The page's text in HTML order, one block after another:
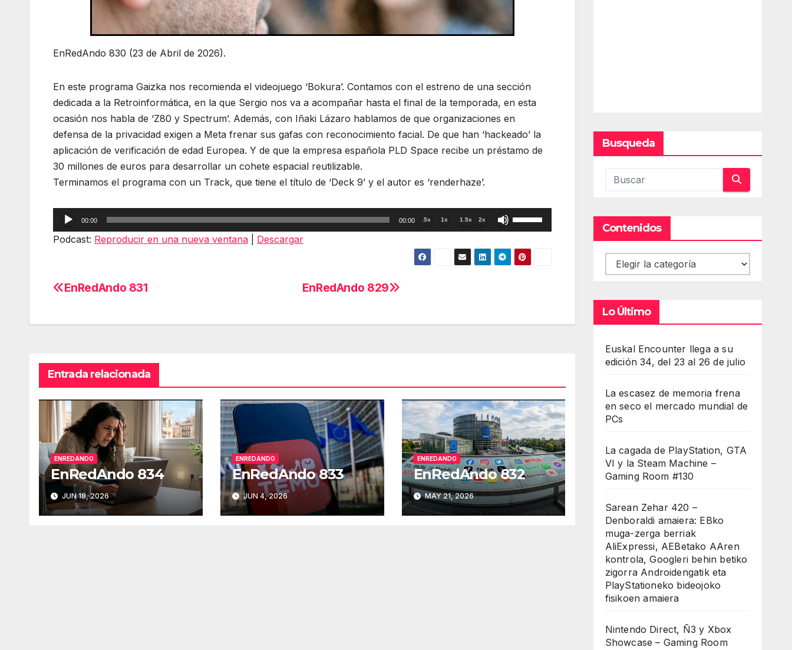
EnRedAndo 830 (23 de Abril de 2026).
En este programa Gaizka nos recomienda el videojuego ‘Bokura’. Contamos con el estreno de una sección
dedicada a la Retroinformática, en la que Sergio nos va a acompañar hasta el final de la temporada, en esta
ocasión nos habla de ‘Z80 y Spectrum’. Además, con Iñaki Lázaro hablamos de que organizaciones en
defensa de la privacidad exigen a Meta frenar sus gafas con reconocimiento facial. De que han ‘hackeado’ la
aplicación de verificación de edad Europea. Y de que la empresa española PLD Space recibe un préstamo de
30 millones de euros para desarrollar un cohete espacial reutilizable.
Terminamos el programa con un Track, que tiene el título de ‘Deck 9’ y el autor es ‘renderhaze’.
Reproductor
de
00:00 00:00 .5x 1x 1.5x 2x
Utiliza
las
teclas
de
aumentar
volumen.
Podcast: Reproducir en una nueva ventana Descargar
Navegación
EnRedAndo 829
EnRedAndo 831
Entrada relacionada
ENREDANDO
EnRedAndo 834
JUN 18, 2026
ENREDANDO
EnRedAndo 833
JUN 4, 2026
ENREDANDO
EnRedAndo 832
MAY 21, 2026
Busqueda
Contenidos
Contenidos
Lo Último
Euskal Encounter llega a su
edición 34, del 23 al 26 de julio
La escasez de memoria frena
en seco el mercado mundial de
PCs
La cagada de PlayStation, GTA
VI y la Steam Machine –
Gaming Room #130
Sarean Zehar 420 –
Denboraldi amaiera: EBko
muga-zerga berriak
AliExpressi, AEBetako AAren
kontrola, Googleri behin betiko
zigorra Androidengatik eta
PlayStationeko bideojoko
fisikoen amaiera
Nintendo Direct, Ñ3 y Xbox
Showcase – Gaming Room